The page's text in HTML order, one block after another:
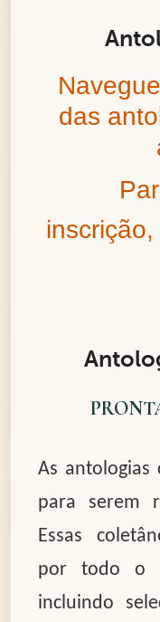
das
As antologias
para serem
Essas
por todo o
incluindo